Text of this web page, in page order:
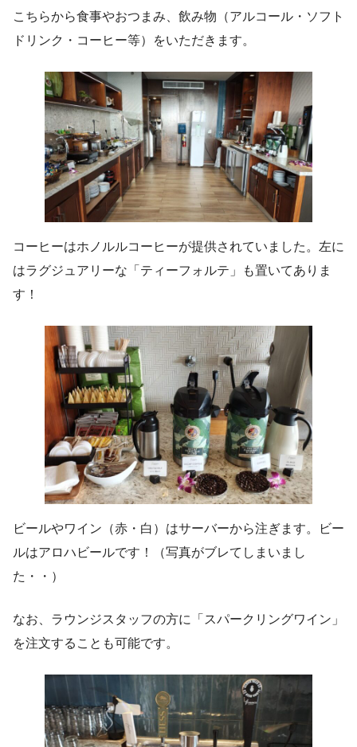
こちらから食事やおつまみ、飲み物（アルコール・ソフト
ドリンク・コーヒー等）をいただきます。
コーヒーはホノルルコーヒーが提供されていました。左に
はラグジュアリーな「ティーフォルテ」も置いてありま
す！
ビールやワイン（赤・白）はサーバーから注ぎます。ビー
ルはアロハビールです！（写真がブレてしまいまし
た・・）
なお、ラウンジスタッフの方に「スパークリングワイン」
を注文することも可能です。